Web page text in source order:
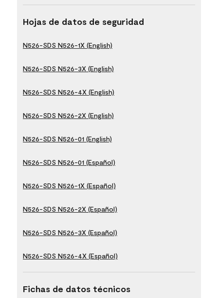
Hojas de datos de seguridad
N526-SDS N526-1X (English)
N526-SDS N526-3X (English)
N526-SDS N526-4X (English)
N526-SDS N526-2X (English)
N526-SDS N526-01 (English)
N526-SDS N526-01 (Español)
N526-SDS N526-1X (Español)
N526-SDS N526-2X (Español)
N526-SDS N526-3X (Español)
N526-SDS N526-4X (Español)
Fichas de datos técnicos